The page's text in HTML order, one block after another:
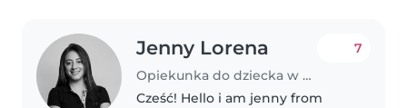
Jenny Lorena
Opiekunka do dziecka w Poznań
7
Cześć! Hello i am jenny from